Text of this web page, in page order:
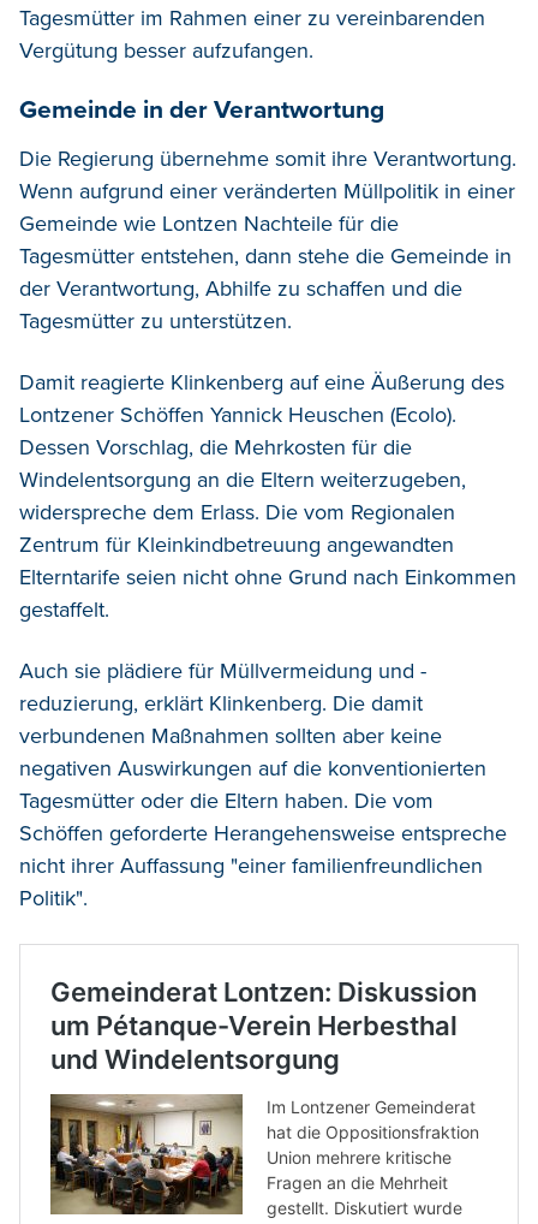
Tagesmütter im Rahmen einer zu vereinbarenden
Vergütung besser aufzufangen.
Gemeinde in der Verantwortung
Die Regierung übernehme somit ihre Verantwortung.
Wenn aufgrund einer veränderten Müllpolitik in einer
Gemeinde wie Lontzen Nachteile für die
Tagesmütter entstehen, dann stehe die Gemeinde in
der Verantwortung, Abhilfe zu schaffen und die
Tagesmütter zu unterstützen.
Damit reagierte Klinkenberg auf eine Äußerung des
Lontzener Schöffen Yannick Heuschen (Ecolo).
Dessen Vorschlag, die Mehrkosten für die
Windelentsorgung an die Eltern weiterzugeben,
widerspreche dem Erlass. Die vom Regionalen
Zentrum für Kleinkindbetreuung angewandten
Elterntarife seien nicht ohne Grund nach Einkommen
gestaffelt.
Auch sie plädiere für Müllvermeidung und -
reduzierung, erklärt Klinkenberg. Die damit
verbundenen Maßnahmen sollten aber keine
negativen Auswirkungen auf die konventionierten
Tagesmütter oder die Eltern haben. Die vom
Schöffen geforderte Herangehensweise entspreche
nicht ihrer Auffassung "einer familienfreundlichen
Politik".